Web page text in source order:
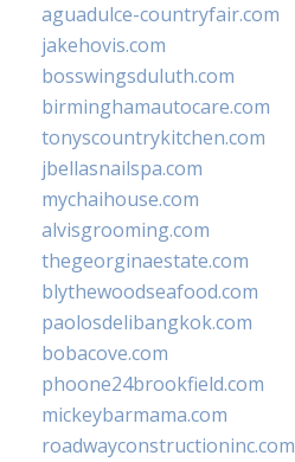
aguadulce-countryfair.com
jakehovis.com
bosswingsduluth.com
birminghamautocare.com
tonyscountrykitchen.com
jbellasnailspa.com
mychaihouse.com
alvisgrooming.com
thegeorginaestate.com
blythewoodseafood.com
paolosdelibangkok.com
bobacove.com
phoone24brookfield.com
mickeybarmama.com
roadwayconstructioninc.com